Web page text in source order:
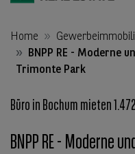
Home
BNPP RE - Moderne
Trimonte Park
Büro in Bochum mieten
BNPP RE - Moderne